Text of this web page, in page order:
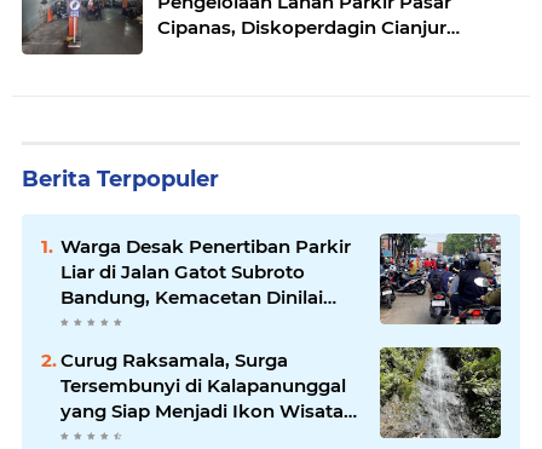
Cipanas, Diskoperdagin Cianjur
Berita Terpopuler
Warga Desak Penertiban Parkir
Liar di Jalan Gatot Subroto
Bandung, Kemacetan Dinilai
Makin Mengkhawatirkan
Curug Raksamala, Surga
Tersembunyi di Kalapanunggal
yang Siap Menjadi Ikon Wisata
Alam Baru Kabupaten